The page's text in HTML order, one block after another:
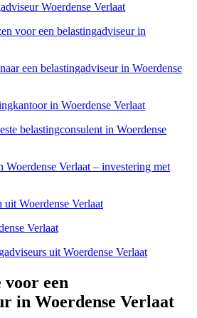
Woerdense Verlaat
voor een belastingadviseur in
een belastingadviseur in Woerdense
in Woerdense Verlaat
belastingconsulent in Woerdense
Woerdense Verlaat – investering met
uit Woerdense Verlaat
Verlaat
uit Woerdense Verlaat
voor een
in Woerdense Verlaat